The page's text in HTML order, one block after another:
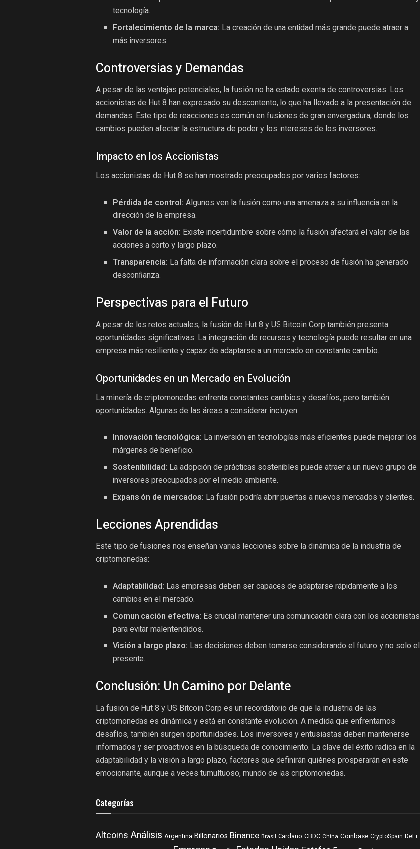
tecnología.
Fortalecimiento de la marca: La creación de una entidad más grande puede atraer a
más inversores.
Controversias y Demandas
A pesar de las ventajas potenciales, la fusión no ha estado exenta de controversias. Los
accionistas de Hut 8 han expresado su descontento, lo que ha llevado a la presentación de
demandas. Este tipo de reacciones es común en fusiones de gran envergadura, donde los
cambios pueden afectar la estructura de poder y los intereses de los inversores.
Impacto en los Accionistas
Los accionistas de Hut 8 se han mostrado preocupados por varios factores:
Pérdida de control: Algunos ven la fusión como una amenaza a su influencia en la
dirección de la empresa.
Valor de la acción: Existe incertidumbre sobre cómo la fusión afectará el valor de las
acciones a corto y largo plazo.
Transparencia: La falta de información clara sobre el proceso de fusión ha generado
desconfianza.
Perspectivas para el Futuro
A pesar de los retos actuales, la fusión de Hut 8 y US Bitcoin Corp también presenta
oportunidades significativas. La integración de recursos y tecnología puede resultar en una
empresa más resiliente y capaz de adaptarse a un mercado en constante cambio.
Oportunidades en un Mercado en Evolución
La minería de criptomonedas enfrenta constantes cambios y desafíos, pero también
oportunidades. Algunas de las áreas a considerar incluyen:
Innovación tecnológica: La inversión en tecnologías más eficientes puede mejorar los
márgenes de beneficio.
Sostenibilidad: La adopción de prácticas sostenibles puede atraer a un nuevo grupo de
inversores preocupados por el medio ambiente.
Expansión de mercados: La fusión podría abrir puertas a nuevos mercados y clientes.
Lecciones Aprendidas
Este tipo de fusiones nos enseñan varias lecciones sobre la dinámica de la industria de
criptomonedas:
Adaptabilidad: Las empresas deben ser capaces de adaptarse rápidamente a los
cambios en el mercado.
Comunicación efectiva: Es crucial mantener una comunicación clara con los accionistas
para evitar malentendidos.
Visión a largo plazo: Las decisiones deben tomarse considerando el futuro y no solo el
presente.
Conclusión: Un Camino por Delante
La fusión de Hut 8 y US Bitcoin Corp es un recordatorio de que la industria de las
criptomonedas es dinámica y está en constante evolución. A medida que enfrentamos
desafíos, también surgen oportunidades. Los inversores y entusiastas deben mantenerse
informados y ser proactivos en la búsqueda de conocimiento. La clave del éxito radica en la
adaptabilidad y la visión a largo plazo, factores que definirán quiénes prosperarán en este
emocionante, aunque a veces tumultuoso, mundo de las criptomonedas.
Categorías
Altcoins Análisis Argentina Billonarios Binance Brasil Cardano CBDC China Coinbase CryptoSpain DeFi